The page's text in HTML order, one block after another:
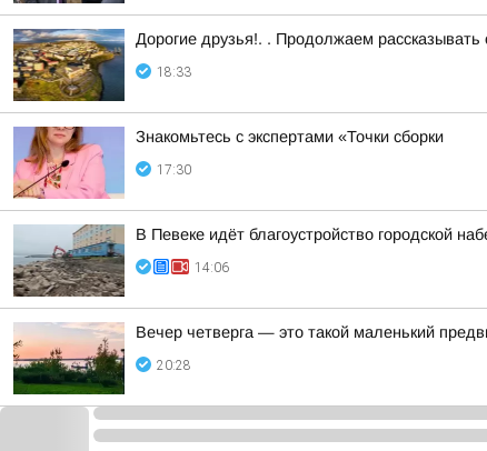
Дорогие друзья!. . Продолжаем
18:33
Знакомьтесь с экспертами «Точки сборки
17:30
В Певеке идёт благоустройство городской
14:06
Вечер четверга — это такой маленький
20:28